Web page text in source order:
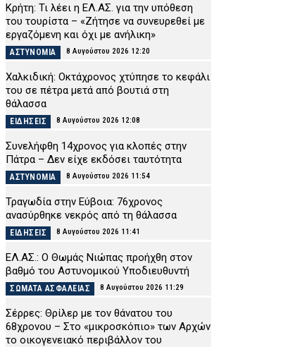
Κρήτη: Τι λέει η ΕΛ.ΑΣ. για την υπόθεση
του τουρίστα – «Ζήτησε να συνευρεθεί με
εργαζόμενη και όχι με ανήλικη»
ΑΣΤΥΝΟΜΙΑ 8 Αυγούστου 2026 12:20
Χαλκιδική: Οκτάχρονος χτύπησε το κεφάλι
του σε πέτρα μετά από βουτιά στη
θάλασσα
ΕΙΔΗΣΕΙΣ 8 Αυγούστου 2026 12:08
Συνελήφθη 14χρονος για κλοπές στην
Πάτρα – Δεν είχε εκδόσει ταυτότητα
ΑΣΤΥΝΟΜΙΑ 8 Αυγούστου 2026 11:54
Τραγωδία στην Εύβοια: 76χρονος
ανασύρθηκε νεκρός από τη θάλασσα
ΕΙΔΗΣΕΙΣ 8 Αυγούστου 2026 11:41
ΕΛ.ΑΣ.: Ο Θωμάς Νιώπας προήχθη στον
βαθμό του Αστυνομικού Υποδιευθυντή
ΣΩΜΑΤΑ ΑΣΦΑΛΕΙΑΣ 8 Αυγούστου 2026 11:29
Σέρρες: Θρίλερ με τον θάνατου του
68χρονου – Στο «μικροσκόπιο» των Αρχών
το οικογενειακό περιβάλλον του